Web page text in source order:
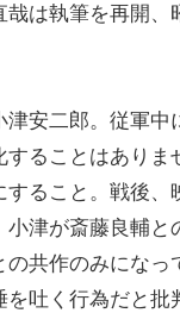
は執筆を再開、
安二郎。従軍
ることはあり
ること。戦後
津が斎藤良輔
共作のみにな
吐く行為だと